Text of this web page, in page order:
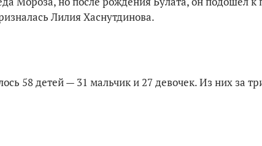
Лилия Хаснутдинова.
58 детей — 31 мальчик и 27 девочек. Из них за